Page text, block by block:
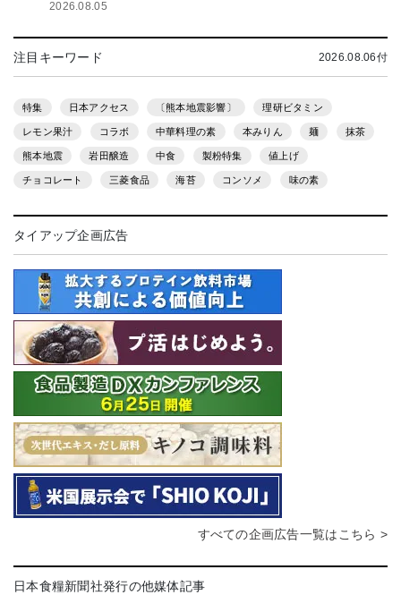
2026.08.05
注目キーワード 2026.08.06付
特集 日本アクセス 〔熊本地震影響〕 理研ビタミン
レモン果汁 コラボ 中華料理の素 本みりん 麺 抹茶
熊本地震 岩田醸造 中食 製粉特集 値上げ
チョコレート 三菱食品 海苔 コンソメ 味の素
タイアップ企画広告
すべての企画広告一覧はこちら >
日本食糧新聞社発行の他媒体記事